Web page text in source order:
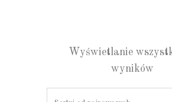
Wyświetlanie
wyników